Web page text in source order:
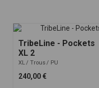
TribeLine - Pockets
XL 2
XL Trous PU
240,00 €